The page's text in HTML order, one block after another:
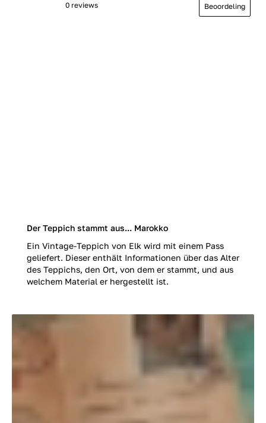
Der Teppich stammt aus... Marokko
Ein Vintage-Teppich von Elk wird mit einem Pass
geliefert. Dieser enthält Informationen über das Alter
des Teppichs, den Ort, von dem er stammt, und aus
welchem Material er hergestellt ist.
0 reviews Beoordeling